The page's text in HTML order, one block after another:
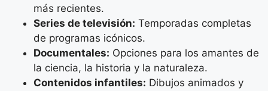
más recientes.
Series de televisión: Temporadas completas
de programas icónicos.
Documentales: Opciones para los amantes de
la ciencia, la historia y la naturaleza.
Contenidos infantiles: Dibujos animados y